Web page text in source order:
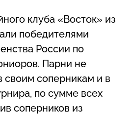
клуба «Восток» из
победителями
России по
Парни не
своим соперникам и в
по сумме всех
соперников из